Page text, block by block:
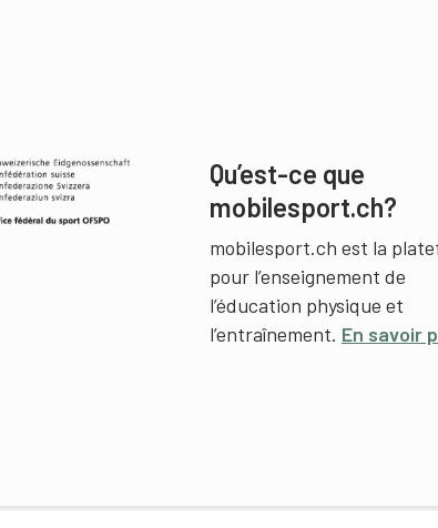
Qu’est-ce que
mobilesport.ch?
mobilesport.ch est la
pour l’enseignement de
l’éducation physique et
l’entraînement. En savoir